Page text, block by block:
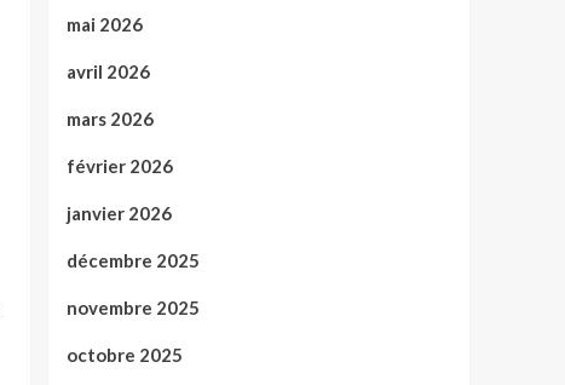
mai 2026
avril 2026
mars 2026
février 2026
janvier 2026
décembre 2025
novembre 2025
octobre 2025